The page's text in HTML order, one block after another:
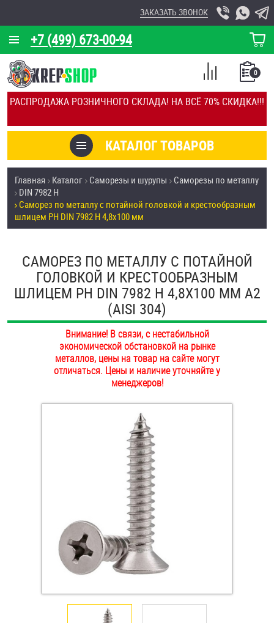
РАСПРОДАЖА РОЗНИЧНОГО СКЛАДА! НА ВСЁ 70% СКИДКА!!!
+7 (499) 673-00-94
ЗАКАЗАТЬ ЗВОНОК
КОРЗИНА
О КОМПАНИИ
КАЛЬКУЛЯТОР
ОТЗЫВЫ
УСЛУГИ
СКИДКИ
ПОКУПАТЕЛЯМ
ОПЛАТА И ДОСТАВКА
КАТАЛОГ ТОВАРОВ
0
СПИСОК
СРАВНЕНИЕ
Товары со скидкой
Анкеры
Антивандальный крепёж, инструмент
Болты и винты
Втулки
Гайки
Дюбели
Дюймовый крепёж
Заклепки (Гайки-Заклепки)
Крюки, кольца с метрической резьбой
Крюки, кольца с шурупной резьбой
Оснастка и аксессуары для яхт
Главная Каталог Саморезы и шурупы
Саморезы по металлу
DIN 7982 H
Саморез по металлу с потайной головкой и крестообразным
шлицем PH DIN 7982 H 4,8х100 мм
САМОРЕЗ ПО МЕТАЛЛУ С ПОТАЙНОЙ
ГОЛОВКОЙ И КРЕСТООБРАЗНЫМ
ШЛИЦЕМ PH DIN 7982 H 4,8Х100 ММ А2
(AISI 304)
Внимание! В связи, с нестабильной
экономической обстановкой на рынке
металлов, цены на товар на сайте могут
отличаться. Цены и наличие уточняйте у
менеджеров!